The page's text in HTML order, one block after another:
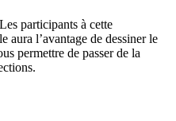
participants à cette
aura l’avantage de dessiner le
permettre de passer de la